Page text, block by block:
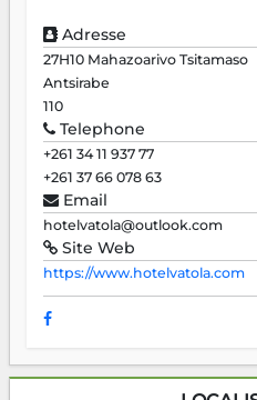
Adresse
27H10 Mahazoarivo Tsitamaso
Antsirabe
110
Telephone
+261 34 11 937 77
+261 37 66 078 63
Email
hotelvatola@outlook.com
Site Web
https://www.hotelvatola.com